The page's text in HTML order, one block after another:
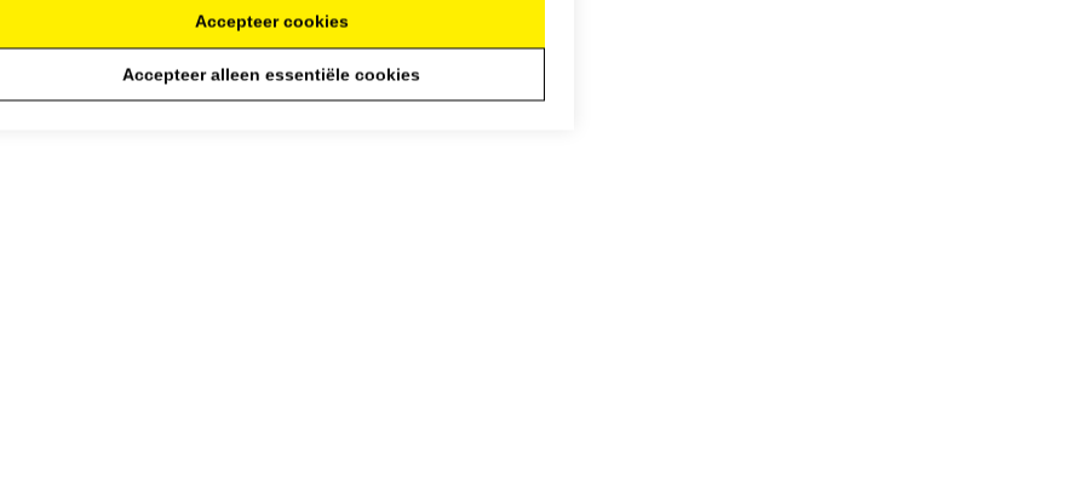
Accepteer cookies
Accepteer alleen essentiële cookies